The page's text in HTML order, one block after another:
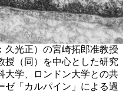
久光正）の宮崎拓郎准教授
授（同）を中心とした研究
大学、ロンドン大学との共
ゼ「カルパイン」による過